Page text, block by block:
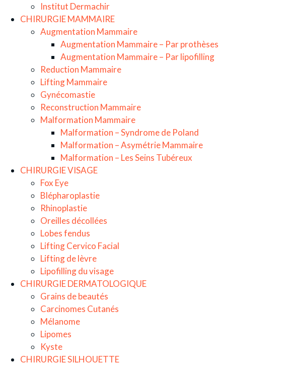
Institut Dermachir
CHIRURGIE MAMMAIRE
Augmentation Mammaire
Augmentation Mammaire – Par prothèses
Augmentation Mammaire – Par lipofilling
Reduction Mammaire
Lifting Mammaire
Gynécomastie
Reconstruction Mammaire
Malformation Mammaire
Malformation – Syndrome de Poland
Malformation – Asymétrie Mammaire
Malformation – Les Seins Tubéreux
CHIRURGIE VISAGE
Fox Eye
Blépharoplastie
Rhinoplastie
Oreilles décollées
Lobes fendus
Lifting Cervico Facial
Lifting de lèvre
Lipofilling du visage
CHIRURGIE DERMATOLOGIQUE
Grains de beautés
Carcinomes Cutanés
Mélanome
Lipomes
Kyste
CHIRURGIE SILHOUETTE